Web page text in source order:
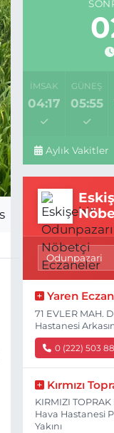
İMSAK
04:17
GÜNEŞ
05:55
Aylık Vakitler
Yaren
71 EVLER MAH.
Hastanesi
0 (222) 503
Kırmızı
KIRMIZI
Hava Hastanesi
Yakını